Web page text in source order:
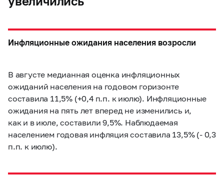
Инфляционные ожидания населения возросли
В августе медианная оценка инфляционных
ожиданий населения на годовом горизонте
составила 11,5% (+0,4 п.п. к июлю). Инфляционные
ожидания на пять лет вперед не изменились и,
как и в июле, составили 9,5%. Наблюдаемая
населением годовая инфляция составила 13,5% (- 0,3
п.п. к июлю).